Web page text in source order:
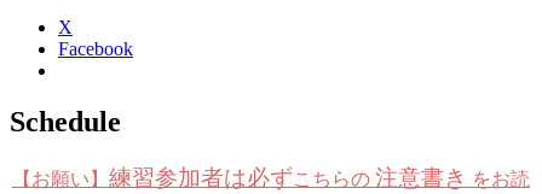
X
Facebook
Schedule
【お願い】 練習参加者は必ずこちらの 注意書き をお読